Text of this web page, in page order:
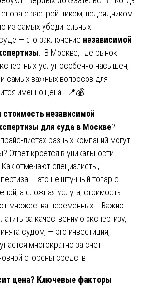
с застройщиком, подрядчиком
из самых убедительных
— это заключение независимой
. В Москве, где рынок
услуг особенно насыщен,
самых важных вопросов для
именно цена. 📍💰
стоимость независимой
для суда в Москве?
листах разных компаний могут
Ответ кроется в уникальности
отмечают специалисты,
— это не штучный товар с
а сложная услуга, стоимость
от множества переменных . Важно
за качественную экспертизу,
судом, — это инвестиция,
многократно за счет
стороны средств .
цена? Ключевые факторы